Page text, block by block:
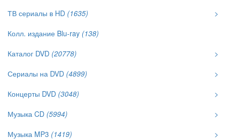
ТВ сериалы в HD (1635)
>
Колл. издание Blu-ray (138)
Каталог DVD (20778)
>
Сериалы на DVD (4899)
>
Концерты DVD (3048)
>
Музыка CD (5994)
>
Музыка MP3 (1419)
>